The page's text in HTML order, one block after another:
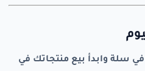
سلة وابدأ بيع منتجاتك في